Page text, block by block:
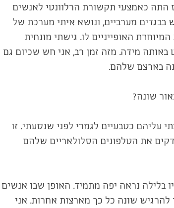
התה כאמצעי תקשורת הרלוונטי לאנשים
בבגדים מערביים, ונושא איתי מערכת של
האופייניים לו. גישתי מונחית
באותה מידה. מזה זמן רב, אני חש שכיום גם
בארצם שלהם.
שונה?
כטבעיים לגמרי לפני שנסעתי. זו
את הטלפונים הסלולאריים שלהם
בלילה נראה יפה מתמיד. האופן שבו אנשים
שונה כל כך מארצות אחרות. אני